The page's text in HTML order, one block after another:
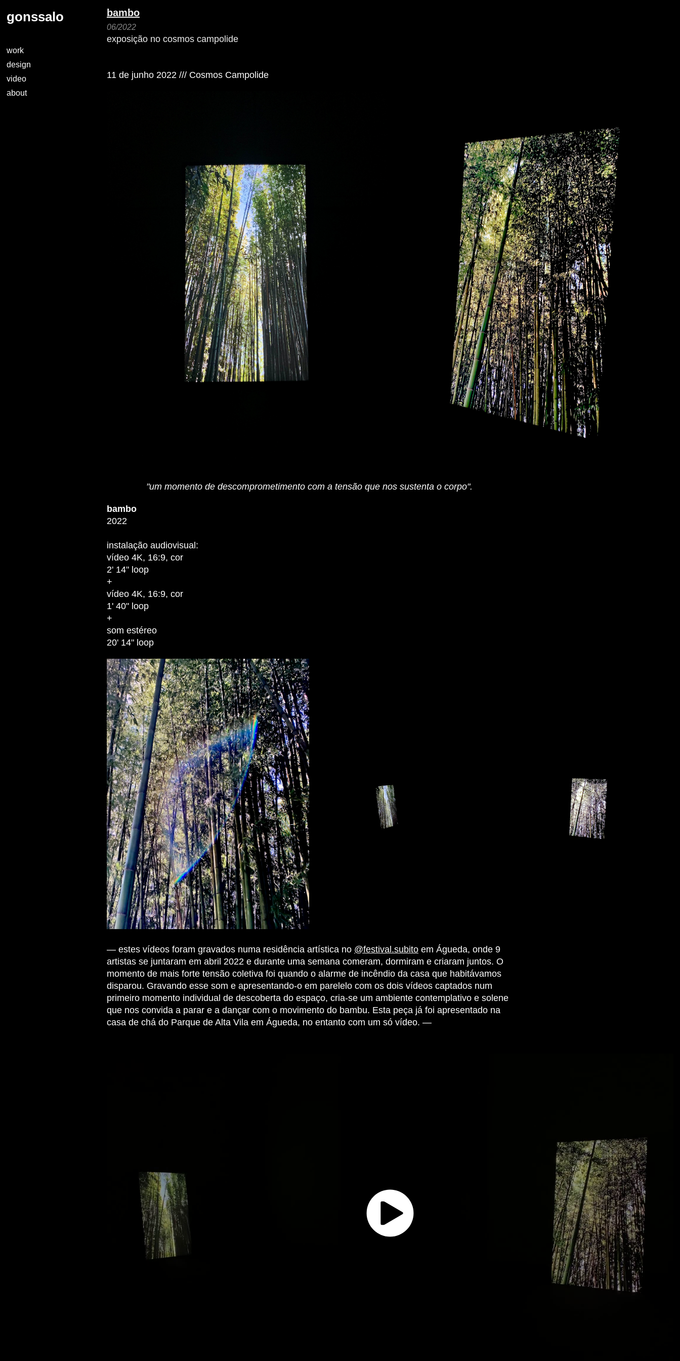
gonssalo
work
design
video
about
bambo
06/2022
exposição no cosmos campolide
11 de junho 2022 /// Cosmos Campolide
"um momento de descomprometimento com a tensão que nos sustenta o corpo".
bambo
2022
instalação audiovisual:
vídeo 4K, 16:9, cor
2' 14" loop
+
vídeo 4K, 16:9, cor
1' 40" loop
+
som estéreo
20' 14" loop
— estes vídeos foram gravados numa residência artística no @festival.subito em Águeda, onde 9
artistas se juntaram em abril 2022 e durante uma semana comeram, dormiram e criaram juntos. O
momento de mais forte tensão coletiva foi quando o alarme de incêndio da casa que habitávamos
disparou. Gravando esse som e apresentando-o em parelelo com os dois vídeos captados num
primeiro momento individual de descoberta do espaço, cria-se um ambiente contemplativo e solene
que nos convida a parar e a dançar com o movimento do bambu. Esta peça já foi apresentado na
casa de chá do Parque de Alta Vila em Águeda, no entanto com um só vídeo. —